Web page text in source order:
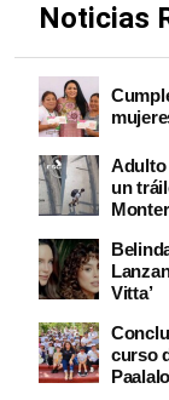
Noticias
Adulto
un
Vitta’
curso